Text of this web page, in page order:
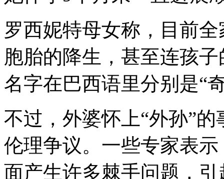
罗西妮特母女称，目前
胞胎的降生，甚至连孩
名字在巴西语里分别是“
不过，外婆怀上“外孙”
伦理争议。一些专家表
面产生许多棘手问题，